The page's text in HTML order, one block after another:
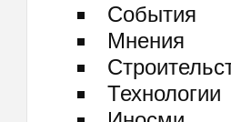
События
Мнения
Технологии